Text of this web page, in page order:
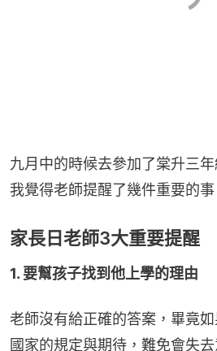
九月中的時候去參加了棠升三
我覺得老師提醒了幾件重要的事
家長日老師3大重要提醒
1. 要幫孩子找到他上學的理由
老師沒有給正確的答案，畢竟
國家的規定與期待，難免會失